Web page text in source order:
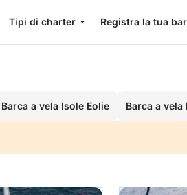
Tipi di charter Registra la tua
Barca a vela Isole Eolie Barca a